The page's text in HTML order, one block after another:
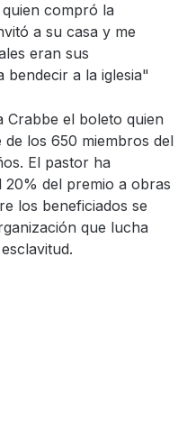
compró la
a su casa y me
eran sus
bendecir a la iglesia"
Crabbe el boleto quien
los 650 miembros del
El pastor ha
20% del premio a obras
los beneficiados se
que lucha